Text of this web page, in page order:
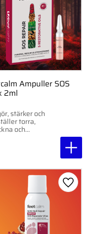
Ampuller SOS
2ml
stärker och
torra,
och
Lägg